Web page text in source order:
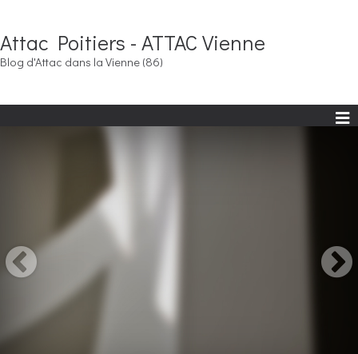
Attac Poitiers - ATTAC Vienne
Blog d'Attac dans la Vienne (86)